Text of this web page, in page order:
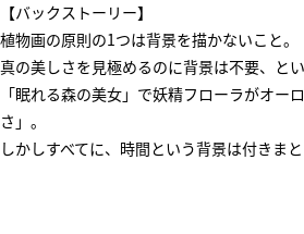
【バックストーリー】
植物画の原則の1つは背景を描かないこと。
真の美しさを見極めるのに背景は不要、とい
「眠れる森の美女」で妖精フローラがオー
さ」。
しかしすべてに、時間という背景は付きまと